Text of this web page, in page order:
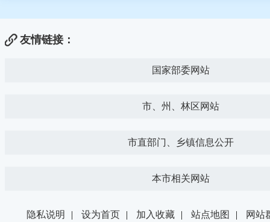
友情链接：
国家部委网站
市、州、林区网站
市直部门、乡镇信息公开
本市相关网站
隐私说明 | 设为首页 | 加入收藏 | 站点地图 | 网站